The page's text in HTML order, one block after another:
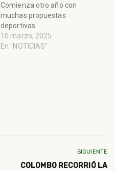
Comienza otro año con
muchas propuestas
deportivas
10 marzo, 2025
En "NOTICIAS"
SIGUIENTE
COLOMBO RECORRIÓ LA